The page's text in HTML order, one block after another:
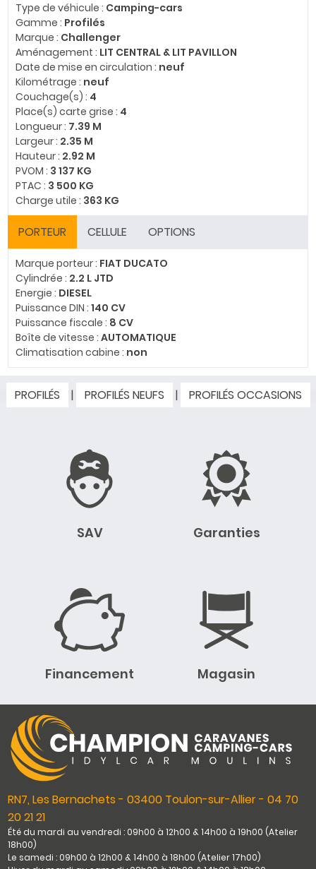
Type de véhicule : Camping-cars
Gamme : Profilés
Marque : Challenger
Aménagement : LIT CENTRAL & LIT PAVILLON
Date de mise en circulation : neuf
Kilométrage : neuf
Couchage(s) : 4
Place(s) carte grise : 4
Longueur : 7.39 M
Largeur : 2.35 M
Hauteur : 2.92 M
PVOM : 3 137 KG
PTAC : 3 500 KG
Charge utile : 363 KG
PORTEUR CELLULE OPTIONS
Marque porteur : FIAT DUCATO
Cylindrée : 2.2 L JTD
Energie : DIESEL
Puissance DIN :140 CV
Puissance fiscale : 8 CV
Boîte de vitesse :AUTOMATIQUE
Climatisation cabine : non
PROFILÉS | PROFILÉS NEUFS | PROFILÉS OCCASIONS
SAV Garanties
Financement Magasin
RN7, Les Bernachets - 03400 Toulon-sur-Allier - 04 70
20 21 21
Été du mardi au vendredi : 09h00 à 12h00 & 14h00 à 19h00 (Atelier
18h00)
Le samedi : 09h00 à 12h00 & 14h00 à 18h00 (Atelier 17h00)